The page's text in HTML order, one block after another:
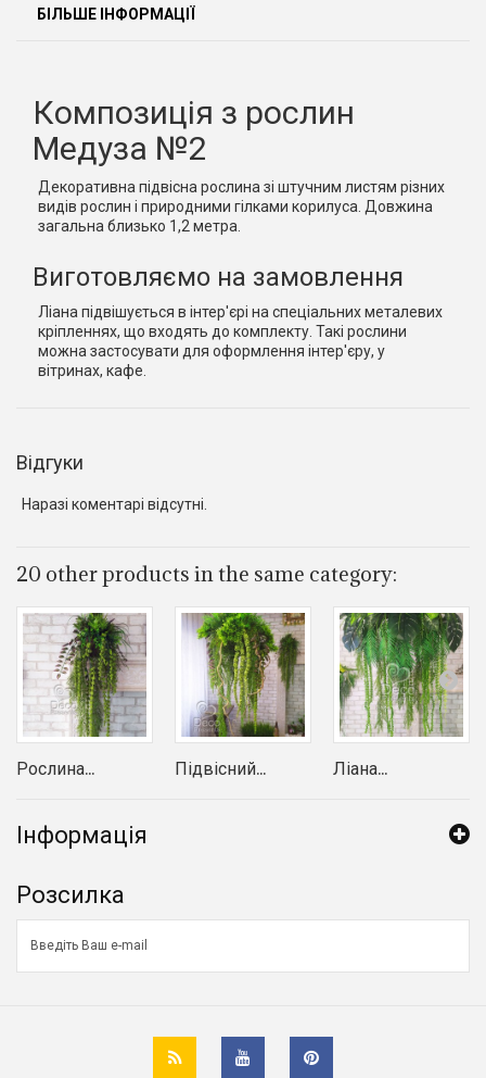
БІЛЬШЕ ІНФОРМАЦІЇ
Композиція з рослин
Медуза №2
Декоративна підвісна рослина зі штучним листям різних
видів рослин і природними гілками корилуса. Довжина
загальна близько 1,2 метра.
Виготовляємо на замовлення
Ліана підвішується в інтер'єрі на спеціальних металевих
кріпленнях, що входять до комплекту. Такі рослини
можна застосувати для оформлення інтер'єру, у
вітринах, кафе.
Відгуки
Наразі коментарі відсутні.
20 other products in the same category:
Рослина... Підвісний... Ліана...
Інформація
Розсилка